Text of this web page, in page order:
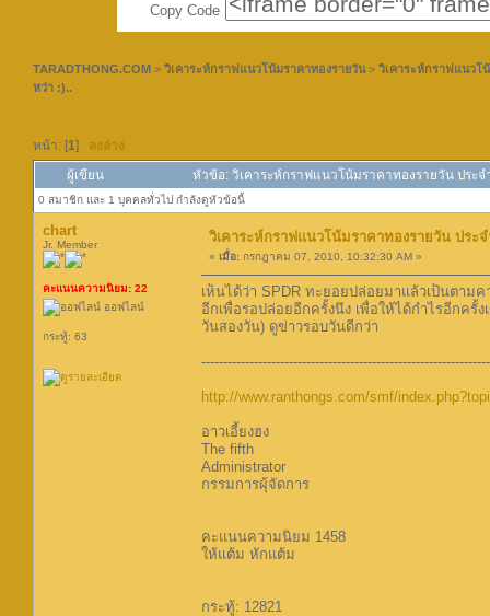
Copy Code
TARADTHONG.COM > วิเคาระห์กราฟแนวโน้มราคาทองรายวัน> วิเคาระห์กราฟแนวโ
หว่า :)..
หน้า: [1] ลงล่าง
ผู้เขียน หัวข้อ: วิเคาระห์กราฟแนวโน้มราคาทองรายวัน ประ
0 สมาชิก และ 1 บุคคลทั่วไป กำลังดูหัวข้อนี้
chart
Jr. Member
คะแนนความนิยม: 22
ออฟไลน์
กระทู้: 63
วิเคาระห์กราฟแนวโน้มราคาทองรายวัน ปร
« เมื่อ: กรกฎาคม 07, 2010, 10:32:30 AM »
เห็นได้ว่า SPDR ทะยอยปล่อยมาแล้วเป็นตามค
อีกเพื่อรอปล่อยอีกครั้งนึง เพื่อให้ได้กำไรอีกค
วันสองวัน) ดูข่าวรอบวันดีกว่า
http://www.ranthongs.com/smf/
อาวเอี้ยงฮง
The fifth
Administrator
กรรมการผุ้จัดการ
คะแนนความนิยม 1458
ให้แต้ม หักแต้ม
กระทู้: 12821